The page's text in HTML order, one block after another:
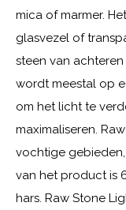
mica of marmer.
glasvezel of
steen van
wordt meestal op
om het licht te
maximaliseren.
vochtige
van het product is
hars. Raw Stone